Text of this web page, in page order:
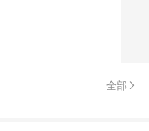
全部